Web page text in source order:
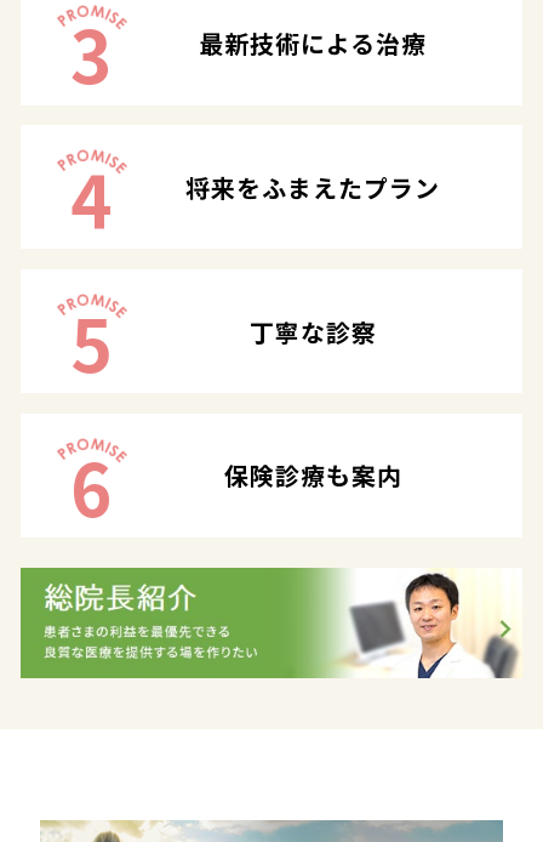
3 最新技術による治療
4 将来をふまえたプラン
5 丁寧な診察
6 保険診療も案内